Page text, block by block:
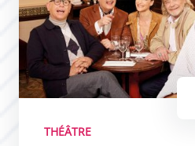
THÉÂTRE